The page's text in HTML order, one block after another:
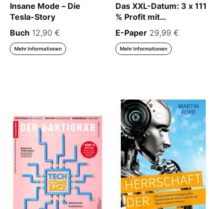
Insane Mode – Die
Tesla-Story
Buch 12,90 €
Mehr Informationen
Das XXL-Datum: 3 x 111
% Profit mit
Optionsscheinen
E-Paper 29,99 €
Mehr Informationen